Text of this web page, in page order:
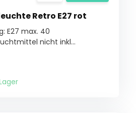
Retro E27 rot
E27 max. 40
nicht inkl...